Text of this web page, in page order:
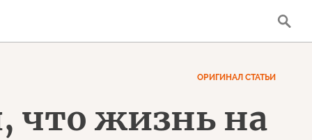
ОРИГИНАЛ СТАТЬИ
что жизнь на